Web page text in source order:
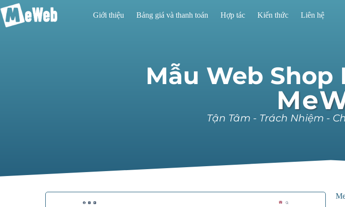
Giới thiệu Bảng giá và thanh toán Hợp tác Kiến thức Liên hệ
Mẫu Web Shop
Tận Tâm - Trách Nhiệm -